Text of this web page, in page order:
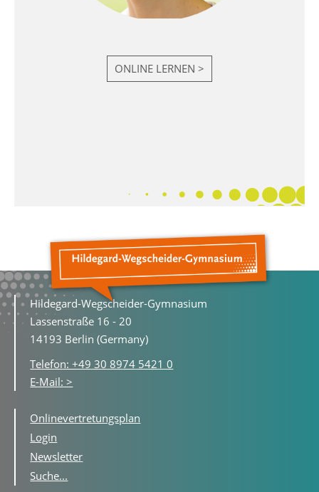
ONLINE LERNEN >
Hildegard-Wegscheider-Gymnasium
Lassenstraße 16 - 20
14193 Berlin (Germany)
Telefon: +49 30 8974 5421 0
E-Mail: >
Onlinevertretungsplan
Login
Newsletter
Suche...